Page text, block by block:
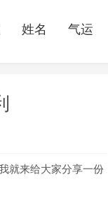
姓名 气运
就来给大家分享一份